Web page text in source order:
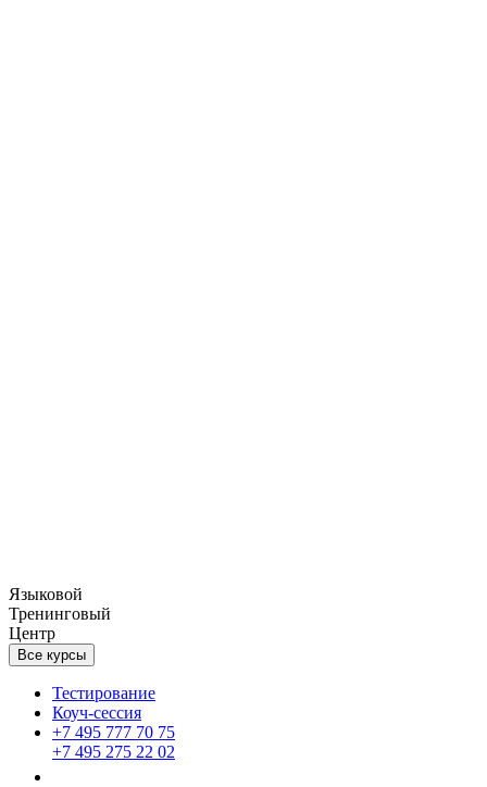
Языковой
Тренинговый
Центр
Все курсы
Тестирование
Коуч-сессия
+7 495 777 70 75
+7 495 275 22 02